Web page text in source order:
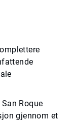
Roque
gjennom et